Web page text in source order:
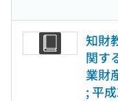
知財
関す
業財
; 平